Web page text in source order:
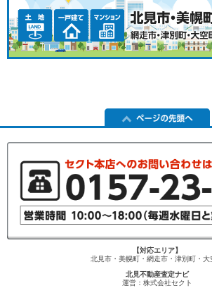
【対応エリア】
北見市・美幌町・網走市・津別町・大
北見不動産査定ナビ
運営：株式会社セクト